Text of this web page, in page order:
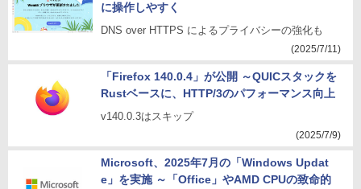
に操作しやすく
DNS over HTTPS によるプライバシーの強化も
(2025/7/11)
「Firefox 140.0.4」が公開 ～QUICスタックを
Rustベースに、HTTP/3のパフォーマンス向上
v140.0.3はスキップ
(2025/7/9)
Microsoft、2025年7月の「Windows Updat
e」を実施 ～「Office」やAMD CPUの致命的